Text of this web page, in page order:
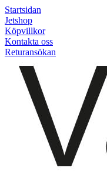
Startsidan
Jetshop
Köpvillkor
Kontakta oss
Returansökan